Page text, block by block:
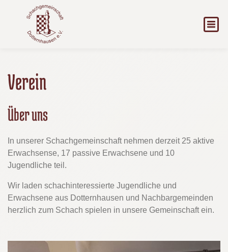
Verein
Über uns
In unserer Schachgemeinschaft nehmen derzeit 25 aktive
Erwachsense, 17 passive Erwachsene und 10
Jugendliche teil.
Wir laden schachinteressierte Jugendliche und
Erwachsene aus Dotternhausen und Nachbargemeinden
herzlich zum Schach spielen in unsere Gemeinschaft ein.